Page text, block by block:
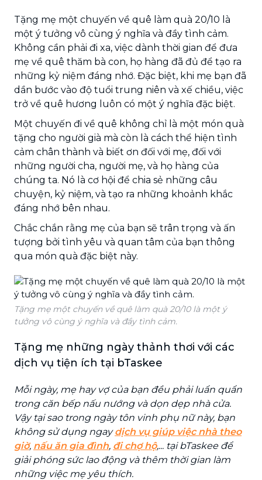
Tặng mẹ một chuyến về quê làm quà 20/10 là
một ý tưởng vô cùng ý nghĩa và đầy tình cảm.
Không cần phải đi xa, việc dành thời gian để đưa
mẹ về quê thăm bà con, họ hàng đã đủ để tạo ra
những kỷ niệm đáng nhớ. Đặc biệt, khi mẹ bạn đã
dần bước vào độ tuổi trung niên và xế chiều, việc
trở về quê hương luôn có một ý nghĩa đặc biệt.
Một chuyến đi về quê không chỉ là một món quà
tặng cho người già mà còn là cách thể hiện tình
cảm chân thành và biết ơn đối với mẹ, đối với
những người cha, người mẹ, và họ hàng của
chúng ta. Nó là cơ hội để chia sẻ những câu
chuyện, kỷ niệm, và tạo ra những khoảnh khắc
đáng nhớ bên nhau.
Chắc chắn rằng mẹ của bạn sẽ trân trọng và ấn
tượng bởi tình yêu và quan tâm của bạn thông
qua món quà đặc biệt này.
Tặng mẹ một chuyến về quê làm quà 20/10 là một ý
tưởng vô cùng ý nghĩa và đầy tình cảm.
Tặng mẹ những ngày thảnh thơi với các
dịch vụ tiện ích tại bTaskee
Mỗi ngày, mẹ hay vợ của bạn đều phải luẩn quẩn
trong căn bếp nấu nướng và dọn dẹp nhà cửa.
Vậy tại sao trong ngày tôn vinh phụ nữ này, bạn
không sử dụng ngaydịch vụ giúp việc nhà theo
giờ, nấu ăn gia đình, đi chợ hộ,... tại bTaskee để
giải phóng sức lao động và thêm thời gian làm
những việc mẹ yêu thích.